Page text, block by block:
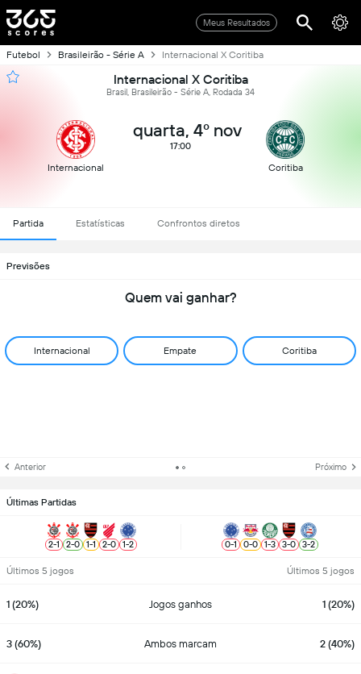
Meus Resultados
Futebol Brasileirão - Série A Internacional X Coritiba
Internacional X Coritiba
Brasil, Brasileirão - Série A, Rodada 34
Internacional
quarta, 4º nov
17:00
Coritiba
Partida Estatísticas Confrontos diretos
Previsões
Quem vai ganhar?
Internacional Empate Coritiba
Anterior Próximo
Últimas Partidas
2-1 2-0 1-1 2-0 1-2 0-1 0-0 1-3 3-0 3-2
Últimos 5 jogos Últimos 5 jogos
1 (20%) Jogos ganhos 1 (20%)
3 (60%) Ambos marcam 2 (40%)